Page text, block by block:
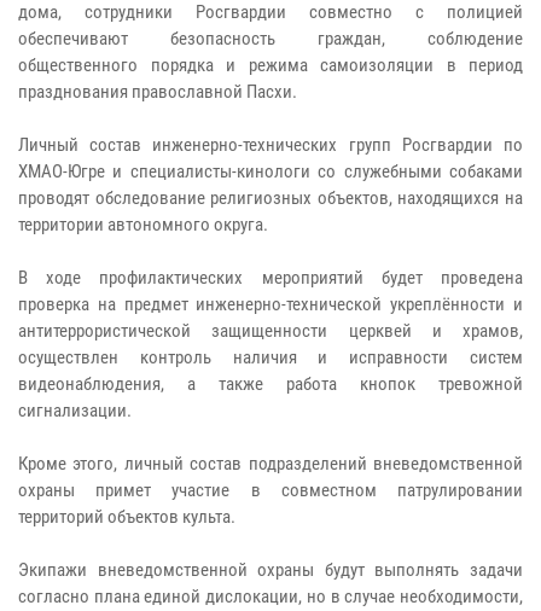
дома, сотрудники Росгвардии совместно с полицией
обеспечивают безопасность граждан, соблюдение
общественного порядка и режима самоизоляции в период
празднования православной Пасхи.
Личный состав инженерно-технических групп Росгвардии по
ХМАО-Югре и специалисты-кинологи со служебными собаками
проводят обследование религиозных объектов, находящихся на
территории автономного округа.
В ходе профилактических мероприятий будет проведена
проверка на предмет инженерно-технической укреплённости и
антитеррористической защищенности церквей и храмов,
осуществлен контроль наличия и исправности систем
видеонаблюдения, а также работа кнопок тревожной
сигнализации.
Кроме этого, личный состав подразделений вневедомственной
охраны примет участие в совместном патрулировании
территорий объектов культа.
Экипажи вневедомственной охраны будут выполнять задачи
согласно плана единой дислокации, но в случае необходимости,